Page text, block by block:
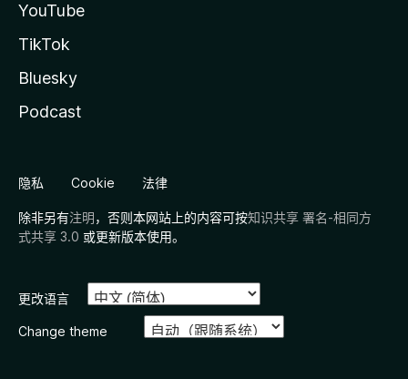
YouTube
TikTok
Bluesky
Podcast
隐私 Cookie 法律
除非另有注明，否则本网站上的内容可按知识共享 署名-相同方
式共享 3.0 或更新版本使用。
更改语言
Change theme